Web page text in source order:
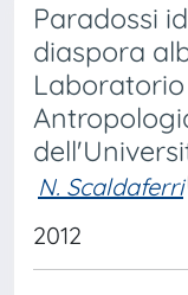
Paradossi
diaspora
N. Scaldaferri
2012